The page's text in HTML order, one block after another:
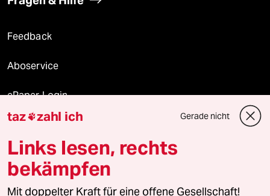
Feedback
Aboservice
ePaper Login
Downloads für Abonnierende
© 2026 taz Verlags und Vertriebs GmbH
Alle Rechte vorbehalten. Bei rechtlichen Fragen oder für Genehmigungen
taz zahl ich Gerade nicht
Links lesen, rechts
bekämpfen
Mit doppelter Kraft für eine offene Gesellschaft!